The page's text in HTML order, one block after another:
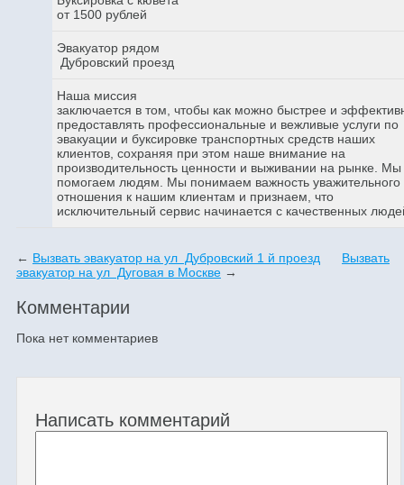
от 1500 рублей
Эвакуатор рядом
Дубровский проезд
Наша миссия
заключается в том, чтобы как можно быстрее и
предоставлять профессиональные и вежливые услуги по
эвакуации и буксировке транспортных средств наших
клиентов, сохраняя при этом наше внимание на
производительность ценности и выживании на рынке. Мы
помогаем людям. Мы понимаем важность уважительного
отношения к нашим клиентам и признаем, что
исключительный сервис начинается с качественных
← Вызвать эвакуатор на ул Дубровский 1 й проезд
Вызвать
эвакуатор на ул Дуговая в Москве →
Комментарии
Пока нет комментариев
Написать комментарий